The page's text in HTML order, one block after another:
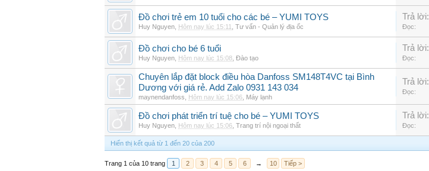
Đồ chơi trẻ em 10 tuổi cho các bé – YUMI TOYS
Huy Nguyen Hôm nay lúc 15:11 Tư vấn - Quản lý địa ốc
Trả lời:
Đọc:
Đồ chơi cho bé 6 tuổi
Huy Nguyen Hôm nay lúc 15:08 Đào tạo
Trả lời:
Đọc:
Chuyên lắp đặt block điều hòa Danfoss SM148T4VC tại Bình
Dương với giá rẻ. Add Zalo 0931 143 034
maynendanfoss Hôm nay lúc 15:06 Máy lạnh
Trả lời:
Đọc:
Đồ chơi phát triển trí tuệ cho bé – YUMI TOYS
Huy Nguyen Hôm nay lúc 15:06 Trang trí nội ngoại thất
Trả lời:
Đọc:
Hiển thị kết quả từ 1 đến 20 của 200
Trang 1 của 10 trang 1 2 3 4 5 6 → 10 Tiếp >